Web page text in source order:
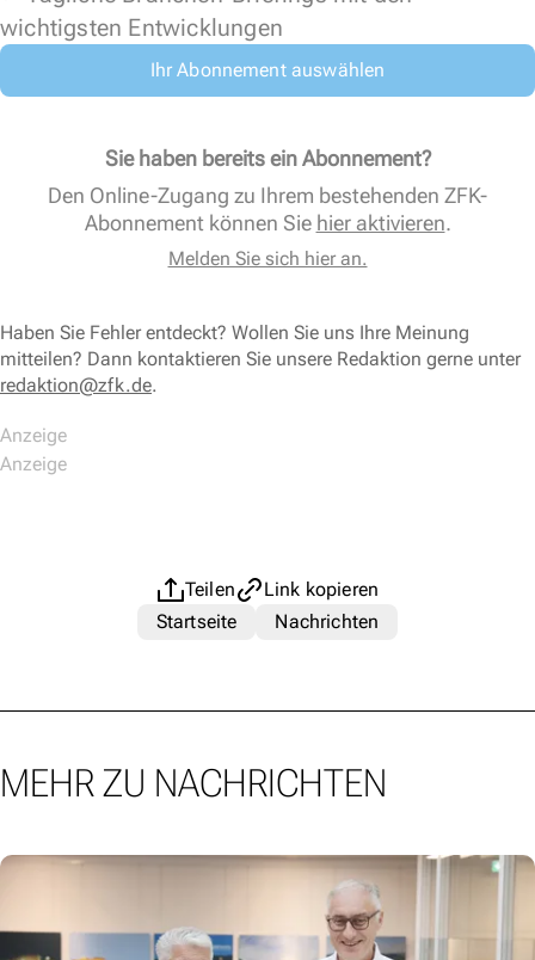
wichtigsten Entwicklungen
Ihr Abonnement auswählen
Sie haben bereits ein Abonnement?
Den Online-Zugang zu Ihrem bestehenden ZFK-
Abonnement können Sie hier aktivieren.
Melden Sie sich hier an.
Haben Sie Fehler entdeckt? Wollen Sie uns Ihre Meinung
mitteilen? Dann kontaktieren Sie unsere Redaktion gerne unter
redaktion@zfk.de.
Teilen
Link kopieren
Startseite
Nachrichten
MEHR ZU NACHRICHTEN